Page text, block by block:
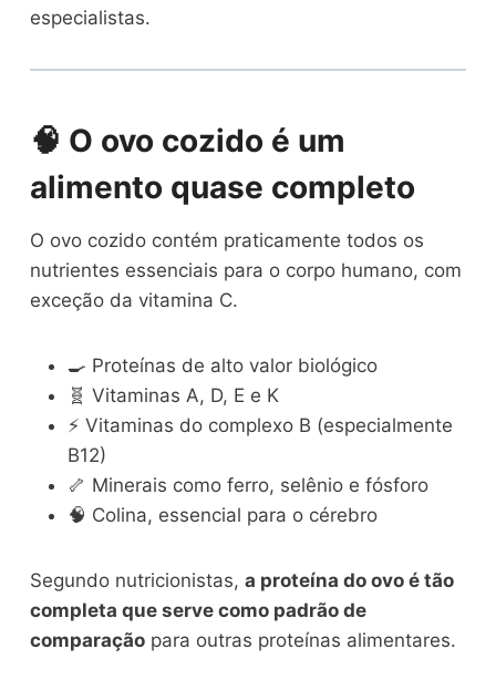
especialistas.
🧠 O ovo cozido é um
alimento quase completo
O ovo cozido contém praticamente todos os
nutrientes essenciais para o corpo humano, com
exceção da vitamina C.
🍳 Proteínas de alto valor biológico
🧬 Vitaminas A, D, E e K
⚡ Vitaminas do complexo B (especialmente
B12)
🦴 Minerais como ferro, selênio e fósforo
🧠 Colina, essencial para o cérebro
Segundo nutricionistas,a proteína do ovo é tão
completa que serve como padrão de
comparação para outras proteínas alimentares.